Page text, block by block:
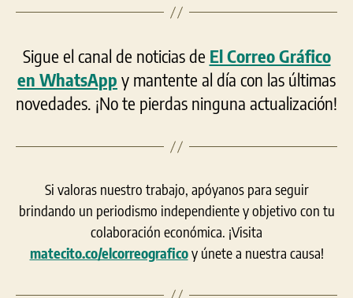
Sigue el canal de noticias de El Correo Gráfico
en WhatsApp y mantente al día con las últimas
novedades. ¡No te pierdas ninguna actualización!
Si valoras nuestro trabajo, apóyanos para seguir
brindando un periodismo independiente y objetivo con tu
colaboración económica. ¡Visita
matecito.co/elcorreograficoy únete a nuestra causa!